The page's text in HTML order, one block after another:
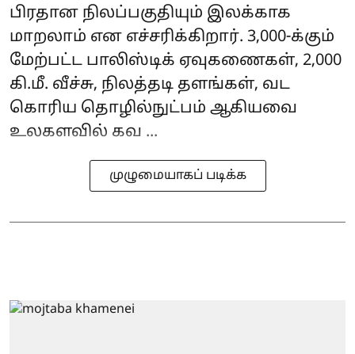
பிரதான நிலப்பகுதியும் இலக்காக
மாறலாம் என எச்சரிக்கிறார். 3,000-க்கும்
மேற்பட்ட பாலிஸ்டிக் ஏவுகணைகள், 2,000
கி.மீ. வீச்சு, நிலத்தடி தளங்கள், வட
கொரிய தொழில்நுட்பம் ஆகியவை
உலகளவில் கவ ...
முழுமையாகப் படிக்க